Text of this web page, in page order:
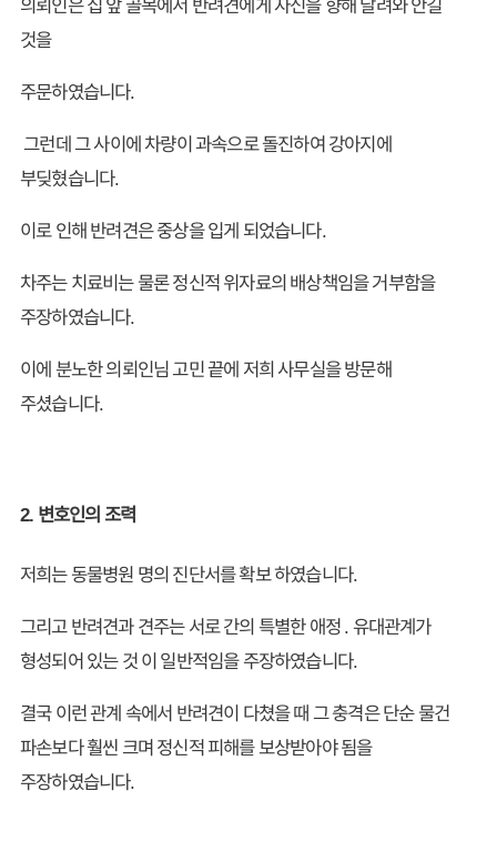
것을
주문하였습니다.
그런데 그 사이에 차량이 과속으로 돌진하여 강아지에
부딪혔습니다.
이로 인해 반려견은 중상을 입게 되었습니다.
차주는 치료비는 물론 정신적 위자료의 배상책임을 거부함을
주장하였습니다.
이에 분노한 의뢰인님 고민 끝에 저희 사무실을 방문해
주셨습니다.
2. 변호인의 조력
저희는 동물병원 명의 진단서를 확보 하였습니다.
그리고 반려견과 견주는 서로 간의 특별한 애정 . 유대관계가
형성되어 있는 것 이 일반적임을 주장하였습니다.
결국 이런 관계 속에서 반려견이 다쳤을 때 그 충격은 단순 물건
파손보다 훨씬 크며 정신적 피해를 보상받아야 됨을
주장하였습니다.